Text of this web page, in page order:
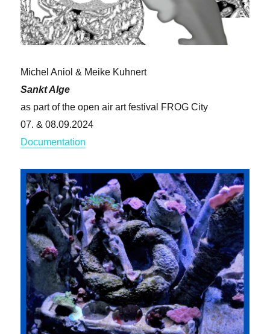
Michel Aniol & Meike Kuhnert
Sankt Alge
as part of the open air art festival FROG City
07. & 08.09.2024
Documentation